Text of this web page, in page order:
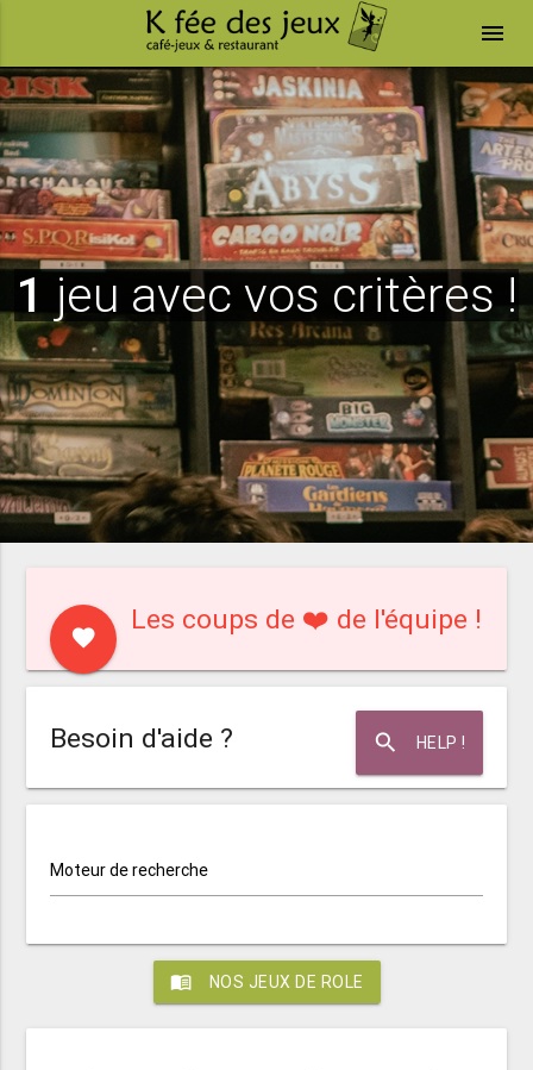
menu
1 jeu avec vos critères !
favorite
Les coups de ❤️ de l'équipe !
search HELP !
Besoin d'aide ?
Moteur de recherche
menu_book NOS JEUX DE ROLE